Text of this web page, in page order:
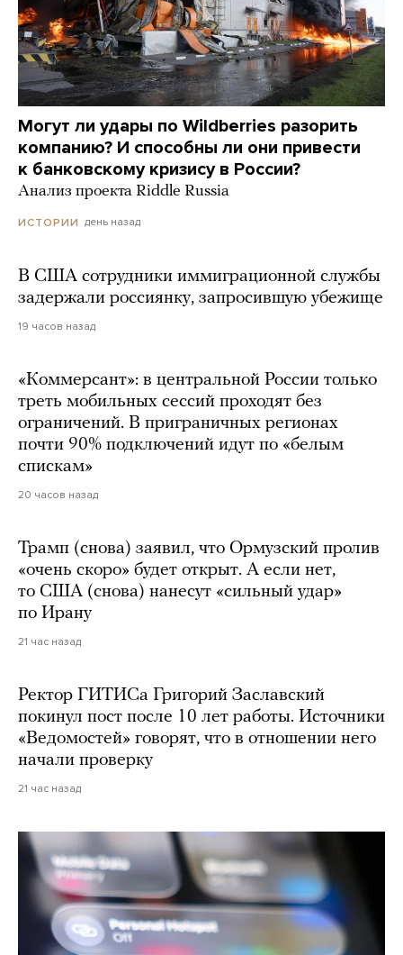
Могут ли удары по Wildberries разорить
компанию? И способны ли они привести
к банковскому кризису в России?
Анализ проекта Riddle Russia
ИСТОРИИ день назад
В США сотрудники иммиграционной службы
задержали россиянку, запросившую убежище
19 часов назад
«Коммерсант»: в центральной России только
треть мобильных сессий проходят без
ограничений. В приграничных регионах
почти 90% подключений идут по «белым
спискам»
20 часов назад
Трамп (снова) заявил, что Ормузский пролив
«очень скоро» будет открыт. А если нет,
то США (снова) нанесут «сильный удар»
по Ирану
21 час назад
Ректор ГИТИСа Григорий Заславский
покинул пост после 10 лет работы. Источники
«Ведомостей» говорят, что в отношении него
начали проверку
21 час назад